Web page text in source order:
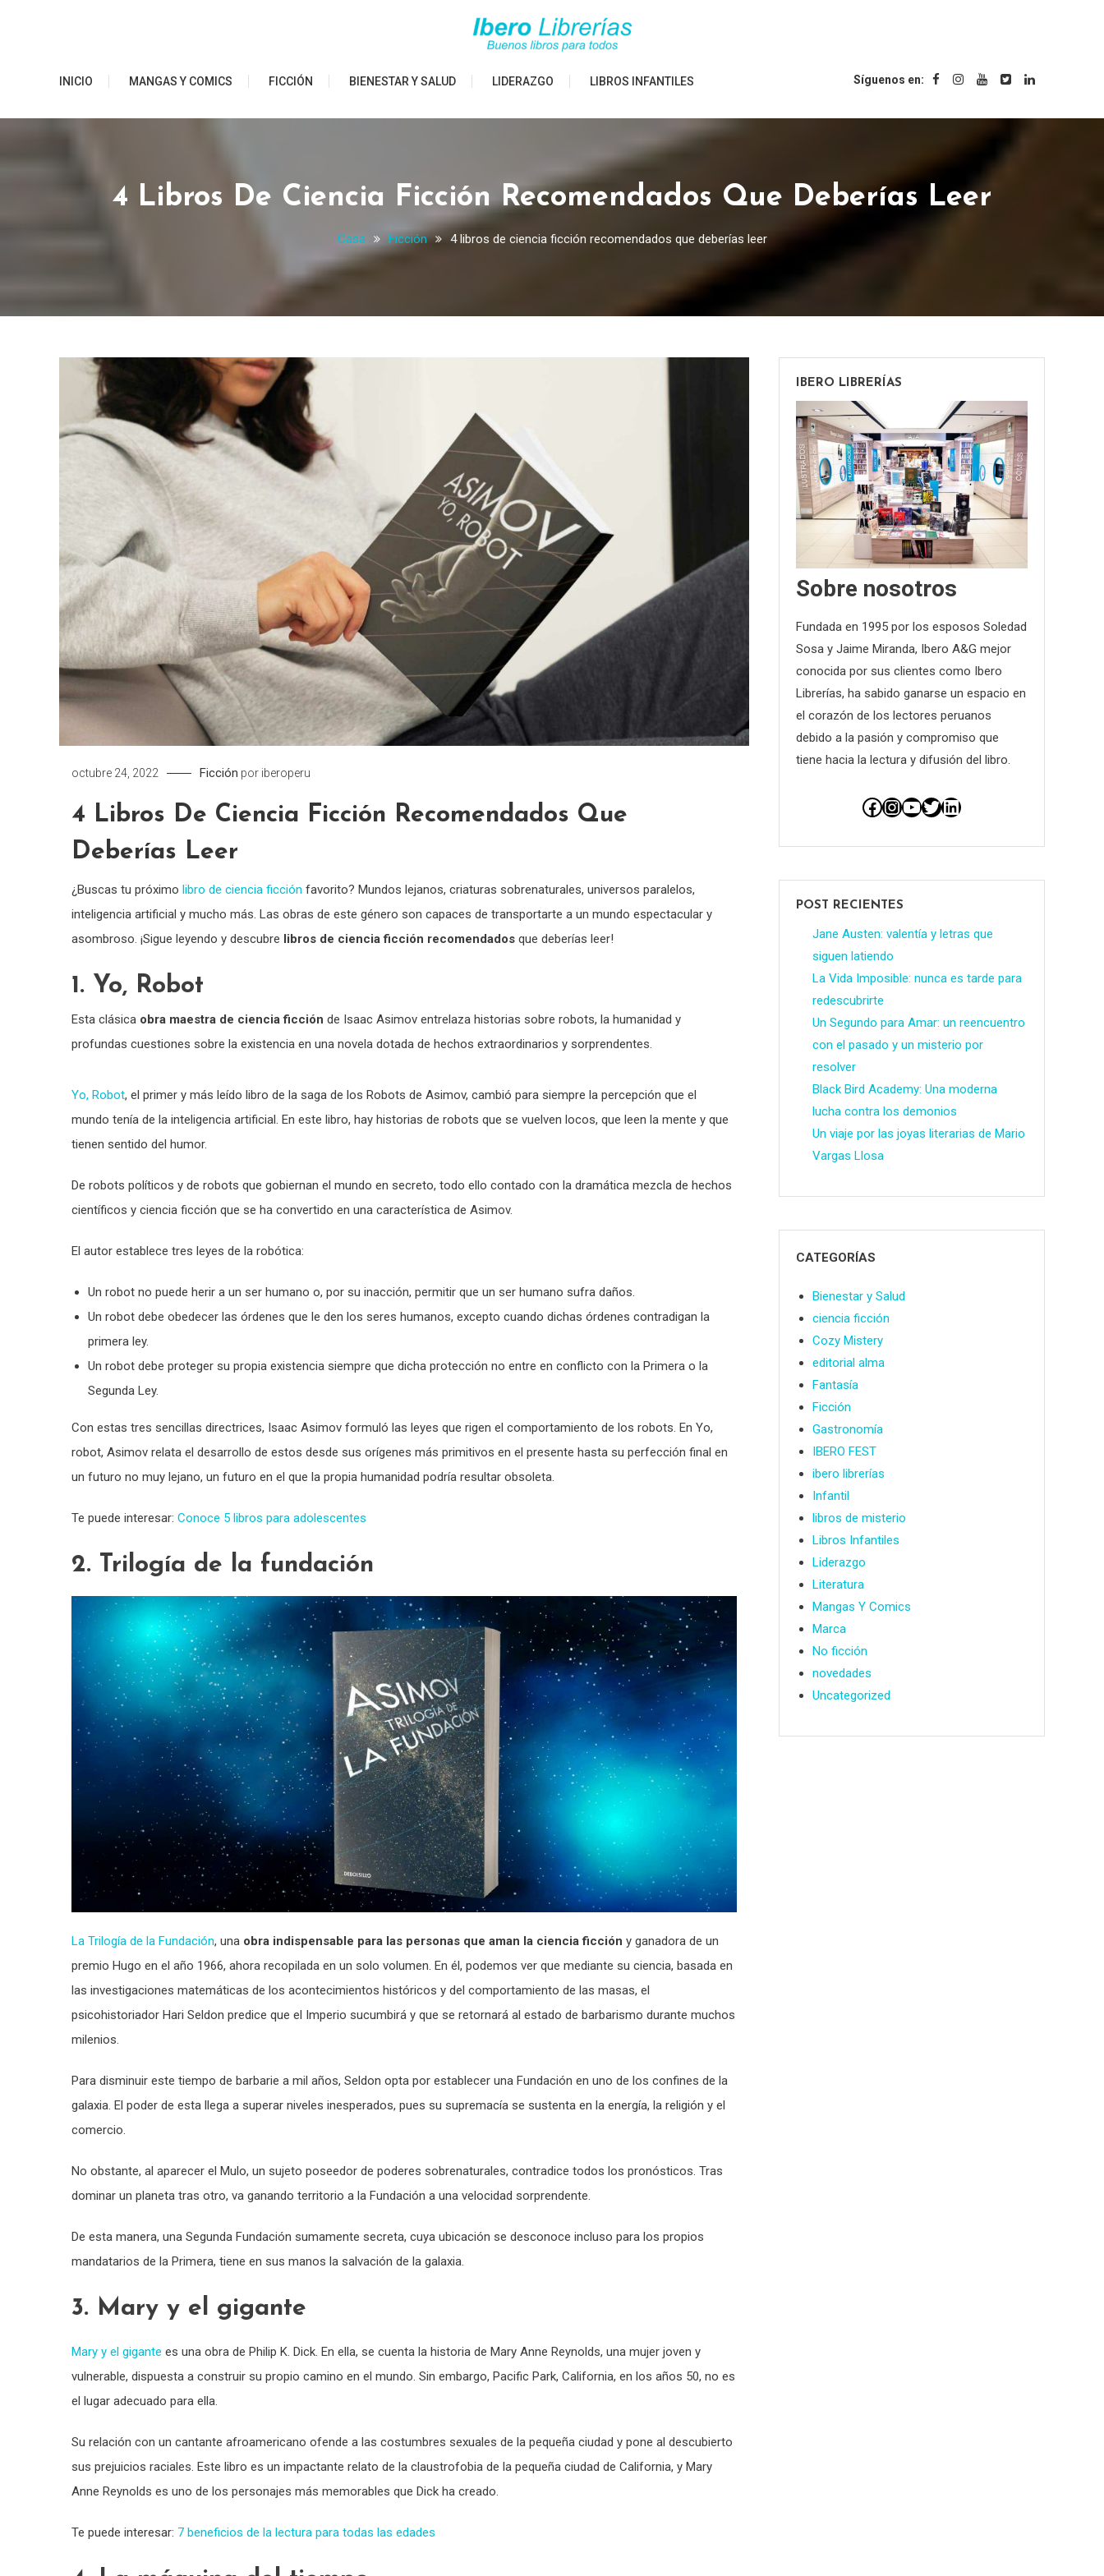
Ibero Librerías
INICIO MANGAS Y COMICS FICCIÓN BIENESTAR Y SALUD LIDERAZGO LIBROS INFANTILES Síguenos en:
4 Libros De Ciencia Ficción Recomendados Que Deberías Leer
Casa Ficción 4 libros de ciencia ficción recomendados que deberías leer
octubre 24, 2022 Ficción por iberoperu
4 Libros De Ciencia Ficción Recomendados Que
Deberías Leer
¿Buscas tu próximo libro de ciencia ficción favorito? Mundos lejanos, criaturas sobrenaturales, universos paralelos,
inteligencia artificial y mucho más. Las obras de este género son capaces de transportarte a un mundo espectacular y
asombroso. ¡Sigue leyendo y descubre libros de ciencia ficción recomendados que deberías leer!
1. Yo, Robot
Esta clásica obra maestra de ciencia ficción de Isaac Asimov entrelaza historias sobre robots, la humanidad y
profundas cuestiones sobre la existencia en una novela dotada de hechos extraordinarios y sorprendentes.
Yo, Robot, el primer y más leído libro de la saga de los Robots de Asimov, cambió para siempre la percepción que el
mundo tenía de la inteligencia artificial. En este libro, hay historias de robots que se vuelven locos, que leen la mente y que
tienen sentido del humor.
De robots políticos y de robots que gobiernan el mundo en secreto, todo ello contado con la dramática mezcla de hechos
científicos y ciencia ficción que se ha convertido en una característica de Asimov.
El autor establece tres leyes de la robótica:
Un robot no puede herir a un ser humano o, por su inacción, permitir que un ser humano sufra daños.
Un robot debe obedecer las órdenes que le den los seres humanos, excepto cuando dichas órdenes contradigan la
primera ley.
Un robot debe proteger su propia existencia siempre que dicha protección no entre en conflicto con la Primera o la
Segunda Ley.
Con estas tres sencillas directrices, Isaac Asimov formuló las leyes que rigen el comportamiento de los robots. En Yo,
robot, Asimov relata el desarrollo de estos desde sus orígenes más primitivos en el presente hasta su perfección final en
un futuro no muy lejano, un futuro en el que la propia humanidad podría resultar obsoleta.
Te puede interesar: Conoce 5 libros para adolescentes
2. Trilogía de la fundación
La Trilogía de la Fundación, una obra indispensable para las personas que aman la ciencia ficción y ganadora de un
premio Hugo en el año 1966, ahora recopilada en un solo volumen. En él, podemos ver que mediante su ciencia, basada en
las investigaciones matemáticas de los acontecimientos históricos y del comportamiento de las masas, el
psicohistoriador Hari Seldon predice que el Imperio sucumbirá y que se retornará al estado de barbarismo durante muchos
milenios.
Para disminuir este tiempo de barbarie a mil años, Seldon opta por establecer una Fundación en uno de los confines de la
galaxia. El poder de esta llega a superar niveles inesperados, pues su supremacía se sustenta en la energía, la religión y el
comercio.
No obstante, al aparecer el Mulo, un sujeto poseedor de poderes sobrenaturales, contradice todos los pronósticos. Tras
dominar un planeta tras otro, va ganando territorio a la Fundación a una velocidad sorprendente.
De esta manera, una Segunda Fundación sumamente secreta, cuya ubicación se desconoce incluso para los propios
mandatarios de la Primera, tiene en sus manos la salvación de la galaxia.
3. Mary y el gigante
Mary y el gigante es una obra de Philip K. Dick. En ella, se cuenta la historia de Mary Anne Reynolds, una mujer joven y
vulnerable, dispuesta a construir su propio camino en el mundo. Sin embargo, Pacific Park, California, en los años 50, no es
el lugar adecuado para ella.
Su relación con un cantante afroamericano ofende a las costumbres sexuales de la pequeña ciudad y pone al descubierto
sus prejuicios raciales. Este libro es un impactante relato de la claustrofobia de la pequeña ciudad de California, y Mary
Anne Reynolds es uno de los personajes más memorables que Dick ha creado.
Te puede interesar: 7 beneficios de la lectura para todas las edades
IBERO LIBRERÍAS
Sobre nosotros
Fundada en 1995 por los esposos Soledad
Sosa y Jaime Miranda, Ibero A&G mejor
conocida por sus clientes como Ibero
Librerías, ha sabido ganarse un espacio en
el corazón de los lectores peruanos
debido a la pasión y compromiso que
tiene hacia la lectura y difusión del libro.
Facebook
Instagram
YouTube
Twitter
LinkedIn
POST RECIENTES
Jane Austen: valentía y letras que
siguen latiendo
La Vida Imposible: nunca es tarde para
redescubrirte
Un Segundo para Amar: un reencuentro
con el pasado y un misterio por
resolver
Black Bird Academy: Una moderna
lucha contra los demonios
Un viaje por las joyas literarias de Mario
Vargas Llosa
CATEGORÍAS
Bienestar y Salud
ciencia ficción
Cozy Mistery
editorial alma
Fantasía
Ficción
Gastronomía
IBERO FEST
ibero librerías
Infantil
libros de misterio
Libros Infantiles
Liderazgo
Literatura
Mangas Y Comics
Marca
No ficción
novedades
Uncategorized